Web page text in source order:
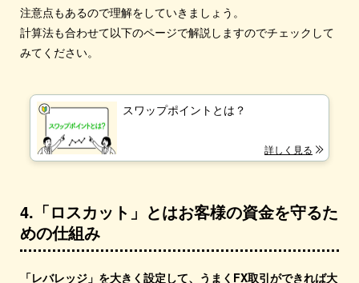
注意点もあるので理解をしていきましょう。
計算法も合わせて以下のページで解説しますのでチェックして
みてください。
スワップポイントとは？
詳しく見る
4.「ロスカット」とはお客様の資金を守るた
めの仕組み
「レバレッジ」を大きく設定して、うまくFX取引ができれば大